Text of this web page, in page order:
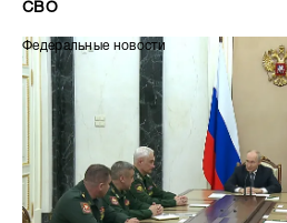
СВО
Федеральные новости